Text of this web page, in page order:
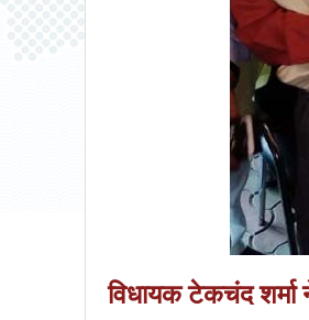
विधायक टेकचंद शर्मा